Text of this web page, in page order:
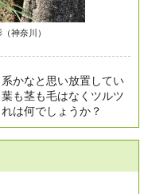
神奈川）
かなと思い放置してい
も茎も毛はなくツルツ
は何でしょうか？